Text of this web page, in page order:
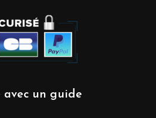
avec un guide